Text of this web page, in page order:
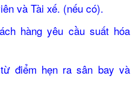
và Tài xế. (nếu có).
hàng yêu cầu suất hóa
điểm hẹn ra sân bay và